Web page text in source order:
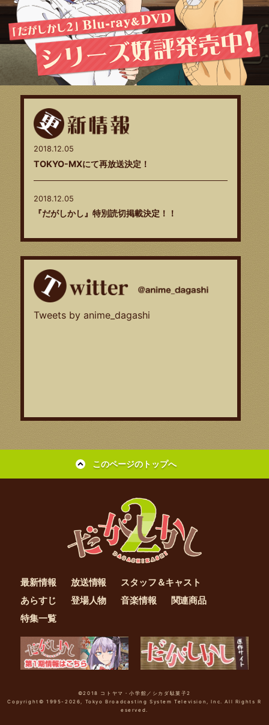
2018.12.05
TOKYO-MXにて再放送決定！
2018.12.05
『だがしかし』特別読切掲載決定！！
2018.06.14
「オッティモフェスタ！２」イベントグッズ事後物
販開始！
2018.05.31
オッティモフェスタ！２ チケット一般発売決定！
オッティモフェスタ！２ チケット先行発売決定！
「だがしかし」ミッドナイトDA・GA・SHI SHO
W！２ 第４回 放送決定！
2018.04.06
グッズ情報更新
TBS 3月29日 #12 放送時間変更
Tweets by anime_dagashi
このページのトップへ
最新情報 放送情報
スタッフ＆キャスト
あらすじ
登場人物 音楽情報
関連商品
特集一覧
©2018 コトヤマ・小学館／シカダ駄菓子2
Copyright© 1995-2026, Tokyo Broadcasting System Television, Inc. All Rights R
eserved.